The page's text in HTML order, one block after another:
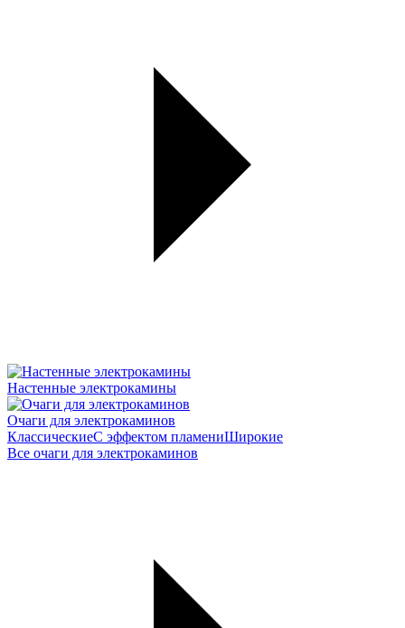
Настенные электрокамины
Очаги для электрокаминов
КлассическиеС эффектом пламениШирокие
Все очаги для электрокаминов